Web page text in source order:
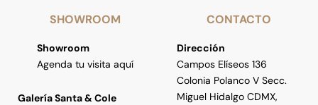
SHOWROOM
Showroom
Agenda tu visita aquí
Galería Santa & Cole
CONTACTO
Dirección
Campos Elíseos 136
Colonia Polanco V Secc.
Miguel Hidalgo CDMX,